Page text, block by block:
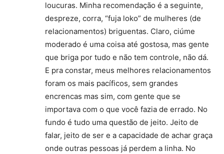
loucuras. Minha recomendação é a seguinte,
despreze, corra, “fuja loko” de mulheres (de
relacionamentos) briguentas. Claro, ciúme
moderado é uma coisa até gostosa, mas gente
que briga por tudo e não tem controle, não dá.
E pra constar, meus melhores relacionamentos
foram os mais pacíficos, sem grandes
encrencas mas sim, com gente que se
importava com o que você fazia de errado. No
fundo é tudo uma questão de jeito. Jeito de
falar, jeito de ser e a capacidade de achar graça
onde outras pessoas já perdem a linha. No